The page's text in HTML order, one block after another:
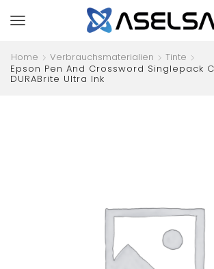
Home Verbrauchsmaterialien
Tinte
Epson Pen And Crossword Singlepack
DURABrite Ultra Ink